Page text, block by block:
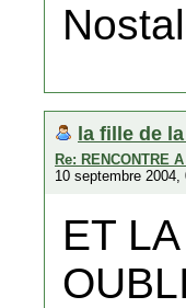
la fille de
Re: RENCONTRE
10 septembre 2004,
ET